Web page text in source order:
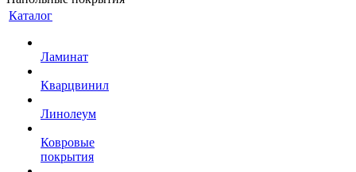
Каталог
Ламинат
Кварцвинил
Линолеум
Ковровые
покрытия